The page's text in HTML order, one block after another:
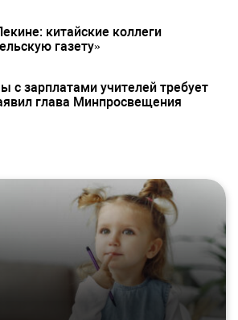
китайские коллеги
газету»
с зарплатами учителей требует
глава Минпросвещения